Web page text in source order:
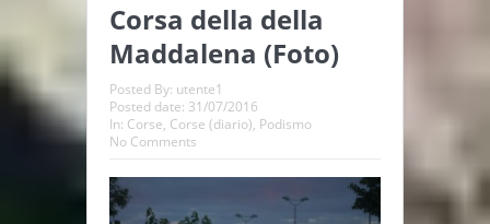
Corsa della della
Maddalena (Foto)
Posted By: utente1
Posted date: 31/07/2016
In: Corse, Corse (diario), Podismo
No Comments